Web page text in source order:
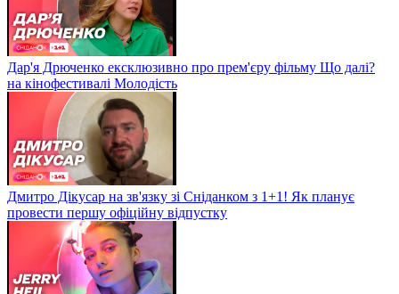
Дар'я Дрюченко ексклюзивно про прем'єру фільму Що далі?
на кінофестивалі Молодість
Дмитро Дікусар на зв'язку зі Сніданком з 1+1! Як планує
провести першу офіційну відпустку